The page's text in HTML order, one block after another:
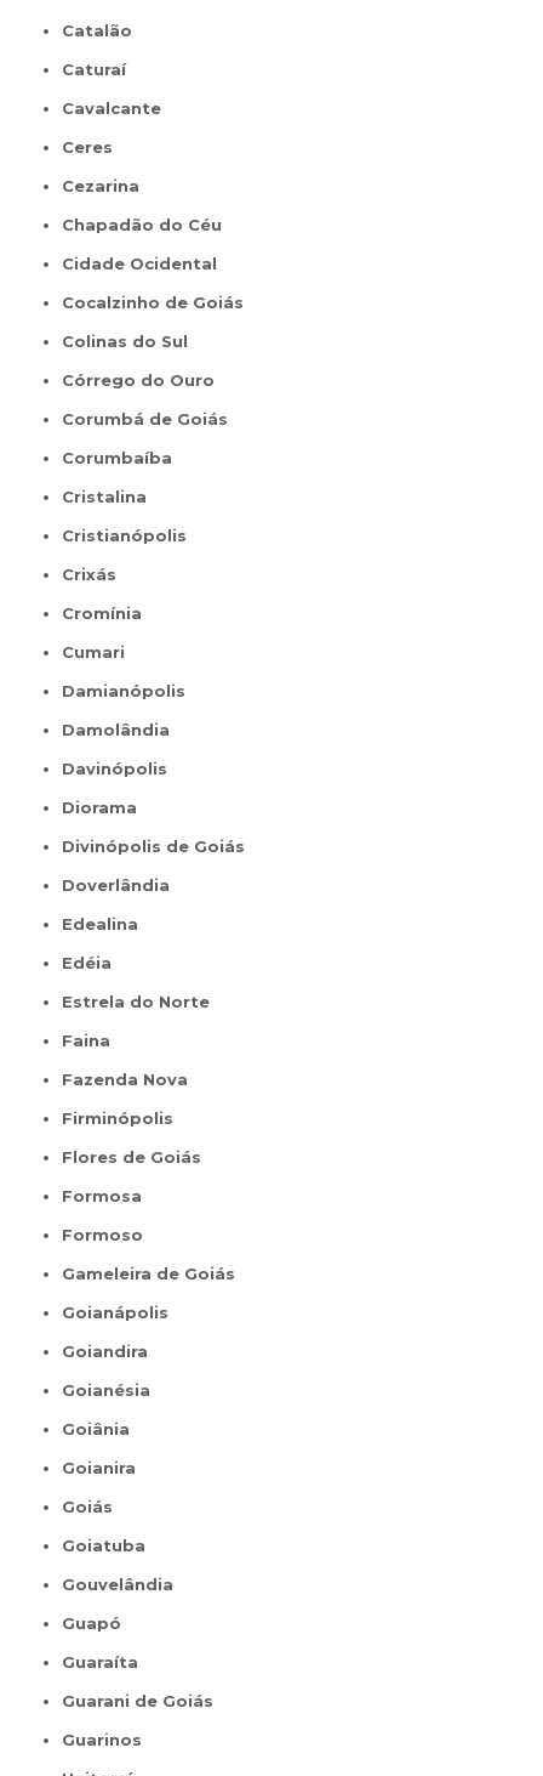
Catalão
Caturaí
Cavalcante
Ceres
Cezarina
Chapadão do Céu
Cidade Ocidental
Cocalzinho de Goiás
Colinas do Sul
Córrego do Ouro
Corumbá de Goiás
Corumbaíba
Cristalina
Cristianópolis
Crixás
Cromínia
Cumari
Damianópolis
Damolândia
Davinópolis
Diorama
Divinópolis de Goiás
Doverlândia
Edealina
Edéia
Estrela do Norte
Faina
Fazenda Nova
Firminópolis
Flores de Goiás
Formosa
Formoso
Gameleira de Goiás
Goianápolis
Goiandira
Goianésia
Goiânia
Goianira
Goiás
Goiatuba
Gouvelândia
Guapó
Guaraíta
Guarani de Goiás
Guarinos